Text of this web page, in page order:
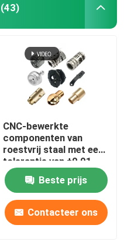
(43)
CNC-bewerkte
componenten van
roestvrij staal met een
tolerantie van ±0,01
mm
Beste prijs
Contacteer ons